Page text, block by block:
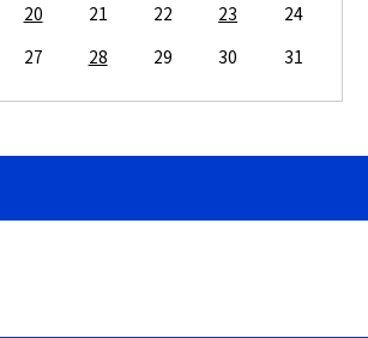
20 21 22 23
24
27 28 29 30 31